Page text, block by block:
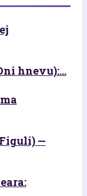
hnevu):...
—